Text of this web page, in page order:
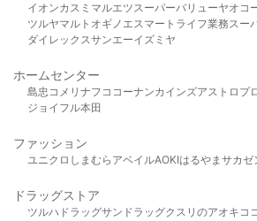
イオンカスミ マルエツスーパーバリューヤオコ
ツルヤマルト オギノ エスマート ライフ業務スー
ダイレックスサンエーイズミヤ
ホームセンター
島忠 コメリ ナフコ コーナンカインズアストロプ
ジョイフル本田
ファッション
ユニクロ しまむら アベイルAOKIはるやま サカゼ
ドラッグストア
ツルハドラッグサンドラッグクスリのアオキ コ